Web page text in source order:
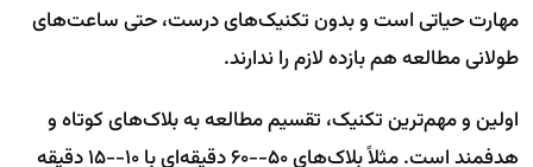
مهارت حیاتی است و بدون تکنیک‌های درست، حتی ساعت‌های
طولانی مطالعه هم بازده لازم را ندارند.
اولین و مهم‌ترین تکنیک، تقسیم مطالعه به بلاک‌های کوتاه و
هدفمند است. مثلاً بلاک‌های ۵۰--۶۰ دقیقه‌ای با ۱۰--۱۵ دقیقه